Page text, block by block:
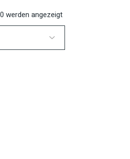
werden angezeigt